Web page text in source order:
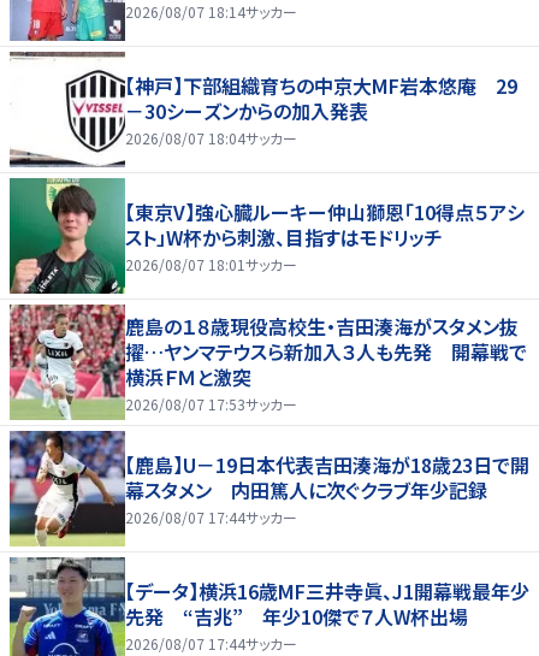
2026/08/07 18:14サッカー
【神戸】下部組織育ちの中京大MF岩本悠庵 29
－30シーズンからの加入発表
2026/08/07 18:04サッカー
【東京V】強心臓ルーキー仲山獅恩「10得点５アシ
スト」W杯から刺激、目指すはモドリッチ
2026/08/07 18:01サッカー
鹿島の１８歳現役高校生・吉田湊海がスタメン抜
擢…ヤンマテウスら新加入３人も先発 開幕戦で
横浜ＦＭと激突
2026/08/07 17:53サッカー
【鹿島】U－19日本代表吉田湊海が18歳23日で開
幕スタメン 内田篤人に次ぐクラブ年少記録
2026/08/07 17:44サッカー
【データ】横浜16歳MF三井寺眞、J1開幕戦最年少
先発 “吉兆” 年少10傑で７人W杯出場
2026/08/07 17:44サッカー